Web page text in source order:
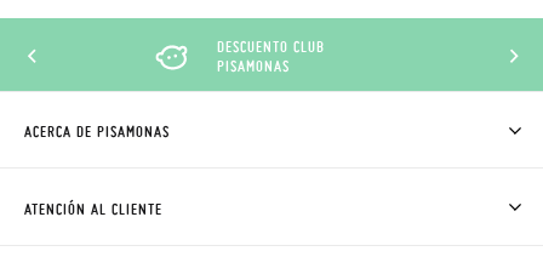
DESCUENTO CLUB
PISAMONAS
ACERCA DE PISAMONAS
CÓMO COMPRAR
ATENCIÓN AL CLIENTE